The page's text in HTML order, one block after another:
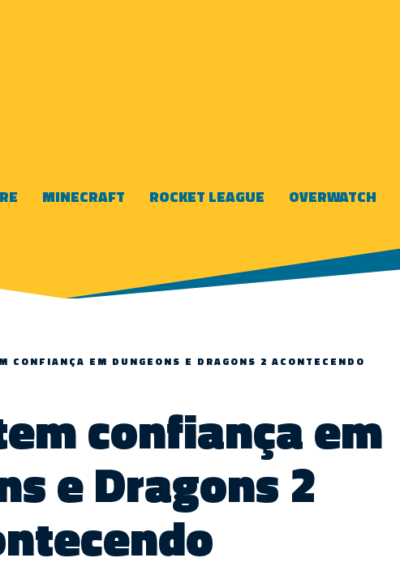
MINECRAFT ROCKET LEAGUE OVERWATCH
CONFIANÇA EM DUNGEONS E DRAGONS 2 ACONTECENDO
confiança em
e Dragons 2